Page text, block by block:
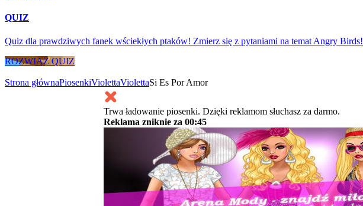
QUIZ
Quiz dla prawdziwych fanek wściekłych ptaków! Zmierz się z pytaniami na temat Angry Birds!
ROZWIĄŻ QUIZ
Strona głównaPiosenkiViolettaViolettaSi Es Por Amor
Trwa ładowanie piosenki. Dzięki reklamom słuchasz za darmo.
Reklama zniknie za 00:45